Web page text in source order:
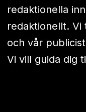
redaktionella
redaktionellt. Vi
och vår
Vi vill guida dig